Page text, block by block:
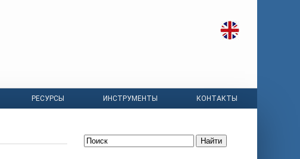
РЕСУРСЫ ИНСТРУМЕНТЫ КОНТАКТЫ
Найти